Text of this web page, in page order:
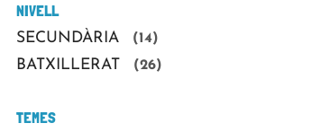
NIVELL
SECUNDÀRIA (14)
BATXILLERAT (26)
TEMES